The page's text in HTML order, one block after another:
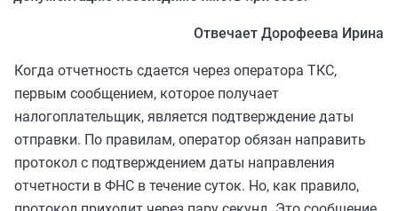
Отвечает Дорофеева Ирина
Когда отчетность сдается через оператора ТКС,
первым сообщением, которое получает
налогоплательщик, является подтверждение даты
отправки. По правилам, оператор обязан направить
протокол с подтверждением даты направления
отчетности в ФНС в течение суток. Но, как правило,